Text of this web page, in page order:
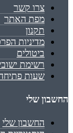
צרו קשר
מפת האתר
תקנון
מדיניות
ביטולים
רשימת
שעות
החשבון שלי
החשבון שלי